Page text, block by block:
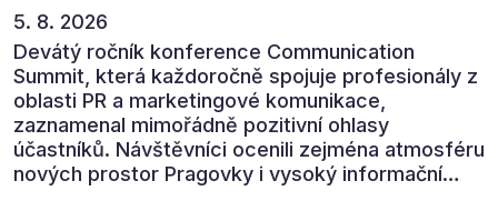
5. 8. 2026
Devátý ročník konference Communication
Summit, která každoročně spojuje profesionály z
oblasti PR a marketingové komunikace,
zaznamenal mimořádně pozitivní ohlasy
účastníků. Návštěvníci ocenili zejména atmosféru
nových prostor Pragovky i vysoký informační